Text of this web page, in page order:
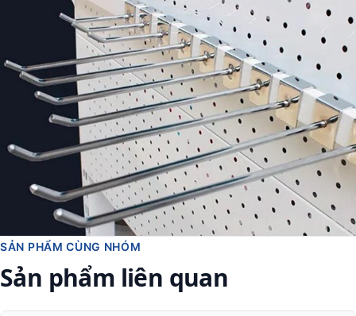
SẢN PHẨM CÙNG NHÓM
Sản phẩm liên quan